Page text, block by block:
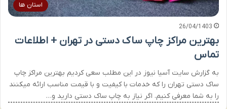
استان ها
26/04/1403
بهترین مراکز چاپ ساک دستی در تهران + اطلاعات
تماس
به گزارش سایت آسیا نیوز در این مطلب سعی کردیم بهترین مراکز چاپ
ساک دستی تهران را که خدمات با کیفیت و با قیمت مناسب ارائه میکنند
را به شما معرفی کنیم. اگر نیاز به چاپ ساک دستی دارید و…